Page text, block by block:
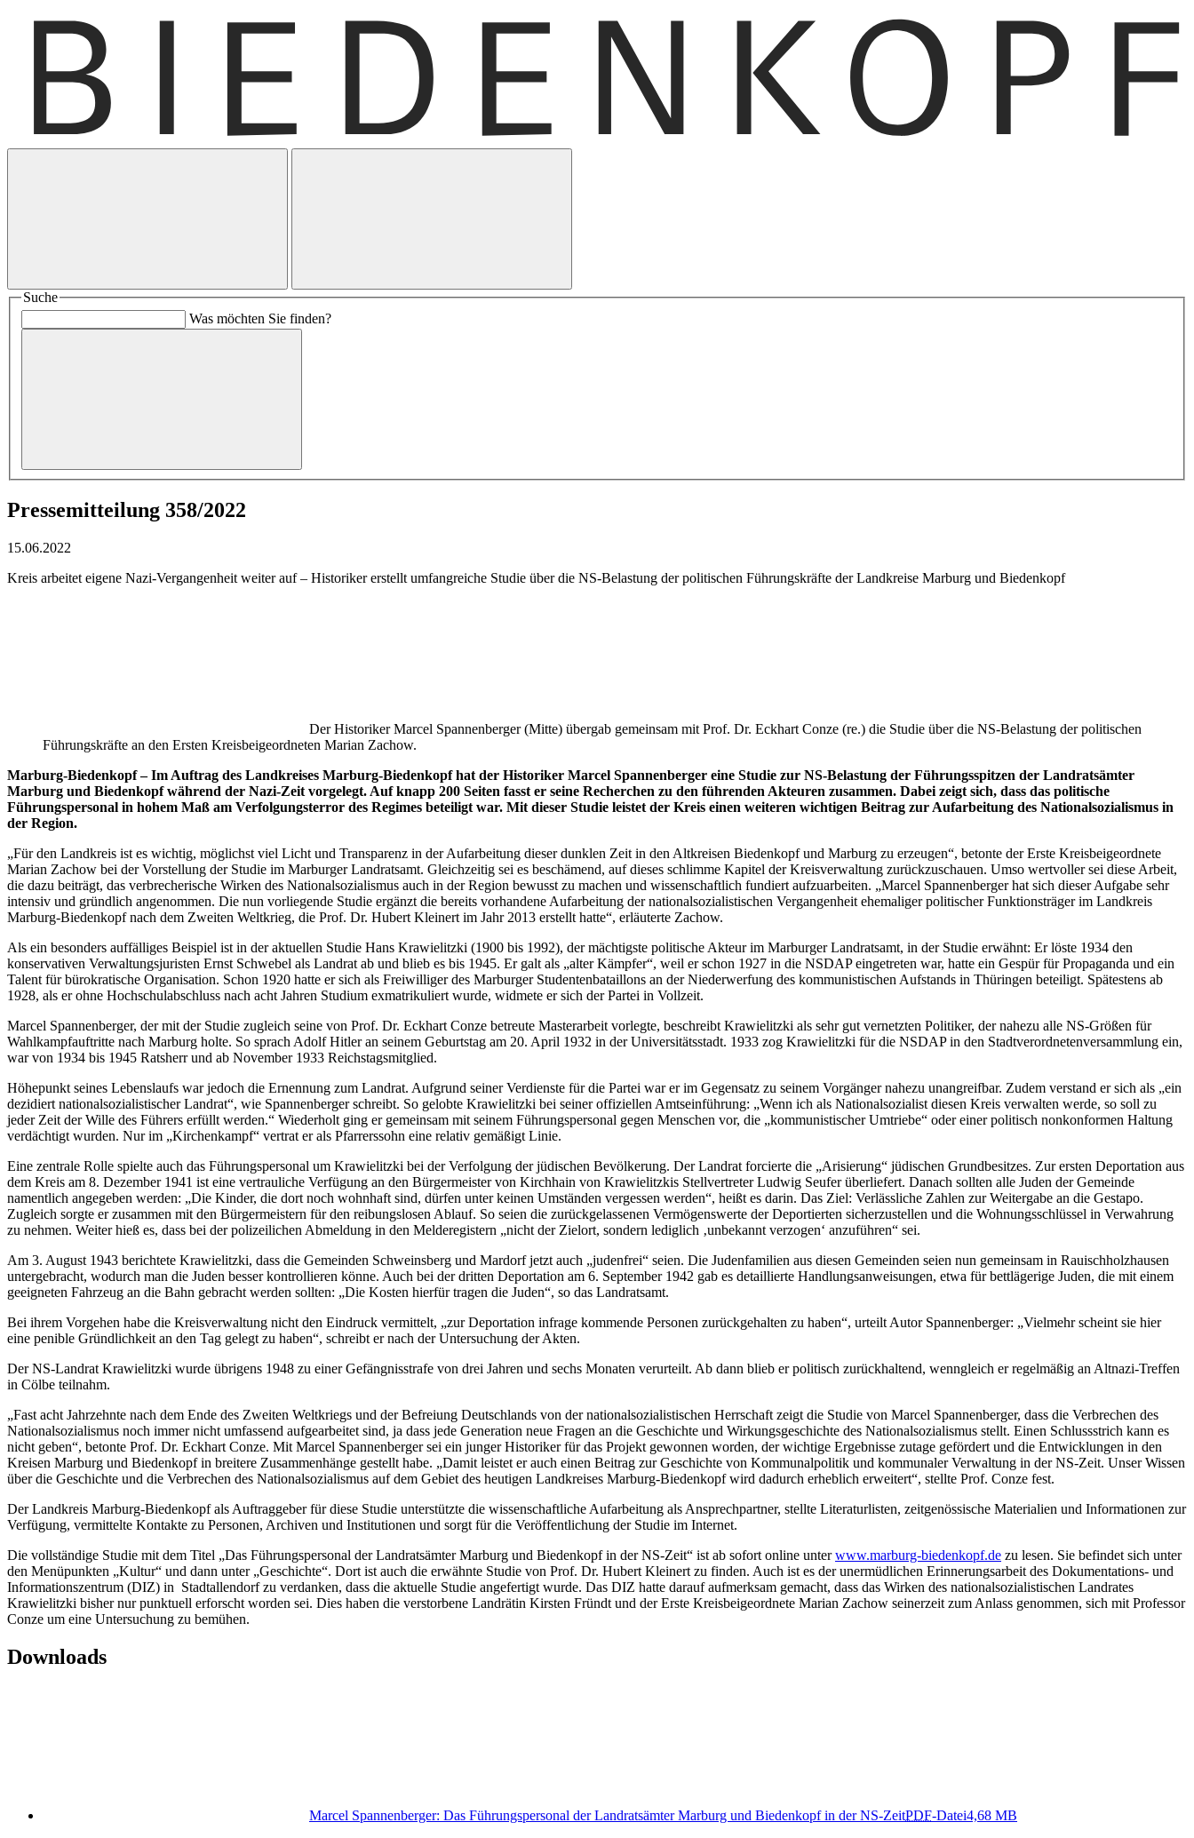
Suche
Was möchten Sie finden?
Pressemitteilung 358/2022
15.06.2022
Kreis arbeitet eigene Nazi-Vergangenheit weiter auf – Historiker erstellt umfangreiche Studie über die NS-Belastung der politischen Führungskräfte der Landkreise Marburg und Biedenkopf
Der Historiker Marcel Spannenberger (Mitte) übergab gemeinsam mit Prof. Dr. Eckhart Conze (re.) die Studie über die NS-Belastung der politischen
Führungskräfte an den Ersten Kreisbeigeordneten Marian Zachow.
Marburg-Biedenkopf – Im Auftrag des Landkreises Marburg-Biedenkopf hat der Historiker Marcel Spannenberger eine Studie zur NS-Belastung der Führungsspitzen der Landratsämter
Marburg und Biedenkopf während der Nazi-Zeit vorgelegt. Auf knapp 200 Seiten fasst er seine Recherchen zu den führenden Akteuren zusammen. Dabei zeigt sich, dass das politische
Führungspersonal in hohem Maß am Verfolgungsterror des Regimes beteiligt war. Mit dieser Studie leistet der Kreis einen weiteren wichtigen Beitrag zur Aufarbeitung des Nationalsozialismus in
der Region.
„Für den Landkreis ist es wichtig, möglichst viel Licht und Transparenz in der Aufarbeitung dieser dunklen Zeit in den Altkreisen Biedenkopf und Marburg zu erzeugen“, betonte der Erste Kreisbeigeordnete
Marian Zachow bei der Vorstellung der Studie im Marburger Landratsamt. Gleichzeitig sei es beschämend, auf dieses schlimme Kapitel der Kreisverwaltung zurückzuschauen. Umso wertvoller sei diese Arbeit,
die dazu beiträgt, das verbrecherische Wirken des Nationalsozialismus auch in der Region bewusst zu machen und wissenschaftlich fundiert aufzuarbeiten. „Marcel Spannenberger hat sich dieser Aufgabe sehr
intensiv und gründlich angenommen. Die nun vorliegende Studie ergänzt die bereits vorhandene Aufarbeitung der nationalsozialistischen Vergangenheit ehemaliger politischer Funktionsträger im Landkreis
Marburg-Biedenkopf nach dem Zweiten Weltkrieg, die Prof. Dr. Hubert Kleinert im Jahr 2013 erstellt hatte“, erläuterte Zachow.
Als ein besonders auffälliges Beispiel ist in der aktuellen Studie Hans Krawielitzki (1900 bis 1992), der mächtigste politische Akteur im Marburger Landratsamt, in der Studie erwähnt: Er löste 1934 den
konservativen Verwaltungsjuristen Ernst Schwebel als Landrat ab und blieb es bis 1945. Er galt als „alter Kämpfer“, weil er schon 1927 in die NSDAP eingetreten war, hatte ein Gespür für Propaganda und ein
Talent für bürokratische Organisation. Schon 1920 hatte er sich als Freiwilliger des Marburger Studentenbataillons an der Niederwerfung des kommunistischen Aufstands in Thüringen beteiligt. Spätestens ab
1928, als er ohne Hochschulabschluss nach acht Jahren Studium exmatrikuliert wurde, widmete er sich der Partei in Vollzeit.
Marcel Spannenberger, der mit der Studie zugleich seine von Prof. Dr. Eckhart Conze betreute Masterarbeit vorlegte, beschreibt Krawielitzki als sehr gut vernetzten Politiker, der nahezu alle NS-Größen für
Wahlkampfauftritte nach Marburg holte. So sprach Adolf Hitler an seinem Geburtstag am 20. April 1932 in der Universitätsstadt. 1933 zog Krawielitzki für die NSDAP in den Stadtverordnetenversammlung ein,
war von 1934 bis 1945 Ratsherr und ab November 1933 Reichstagsmitglied.
Höhepunkt seines Lebenslaufs war jedoch die Ernennung zum Landrat. Aufgrund seiner Verdienste für die Partei war er im Gegensatz zu seinem Vorgänger nahezu unangreifbar. Zudem verstand er sich als „ein
dezidiert nationalsozialistischer Landrat“, wie Spannenberger schreibt. So gelobte Krawielitzki bei seiner offiziellen Amtseinführung: „Wenn ich als Nationalsozialist diesen Kreis verwalten werde, so soll zu
jeder Zeit der Wille des Führers erfüllt werden.“ Wiederholt ging er gemeinsam mit seinem Führungspersonal gegen Menschen vor, die „kommunistischer Umtriebe“ oder einer politisch nonkonformen Haltung
verdächtigt wurden. Nur im „Kirchenkampf“ vertrat er als Pfarrerssohn eine relativ gemäßigt Linie.
Eine zentrale Rolle spielte auch das Führungspersonal um Krawielitzki bei der Verfolgung der jüdischen Bevölkerung. Der Landrat forcierte die „Arisierung“ jüdischen Grundbesitzes. Zur ersten Deportation aus
dem Kreis am 8. Dezember 1941 ist eine vertrauliche Verfügung an den Bürgermeister von Kirchhain von Krawielitzkis Stellvertreter Ludwig Seufer überliefert. Danach sollten alle Juden der Gemeinde
namentlich angegeben werden: „Die Kinder, die dort noch wohnhaft sind, dürfen unter keinen Umständen vergessen werden“, heißt es darin. Das Ziel: Verlässliche Zahlen zur Weitergabe an die Gestapo.
Zugleich sorgte er zusammen mit den Bürgermeistern für den reibungslosen Ablauf. So seien die zurückgelassenen Vermögenswerte der Deportierten sicherzustellen und die Wohnungsschlüssel in Verwahrung
zu nehmen. Weiter hieß es, dass bei der polizeilichen Abmeldung in den Melderegistern „nicht der Zielort, sondern lediglich ‚unbekannt verzogen‘ anzuführen“ sei.
Am 3. August 1943 berichtete Krawielitzki, dass die Gemeinden Schweinsberg und Mardorf jetzt auch „judenfrei“ seien. Die Judenfamilien aus diesen Gemeinden seien nun gemeinsam in Rauischholzhausen
untergebracht, wodurch man die Juden besser kontrollieren könne. Auch bei der dritten Deportation am 6. September 1942 gab es detaillierte Handlungsanweisungen, etwa für bettlägerige Juden, die mit einem
geeigneten Fahrzeug an die Bahn gebracht werden sollten: „Die Kosten hierfür tragen die Juden“, so das Landratsamt.
Bei ihrem Vorgehen habe die Kreisverwaltung nicht den Eindruck vermittelt, „zur Deportation infrage kommende Personen zurückgehalten zu haben“, urteilt Autor Spannenberger: „Vielmehr scheint sie hier
eine penible Gründlichkeit an den Tag gelegt zu haben“, schreibt er nach der Untersuchung der Akten.
Der NS-Landrat Krawielitzki wurde übrigens 1948 zu einer Gefängnisstrafe von drei Jahren und sechs Monaten verurteilt. Ab dann blieb er politisch zurückhaltend, wenngleich er regelmäßig an Altnazi-Treffen
in Cölbe teilnahm.
„Fast acht Jahrzehnte nach dem Ende des Zweiten Weltkriegs und der Befreiung Deutschlands von der nationalsozialistischen Herrschaft zeigt die Studie von Marcel Spannenberger, dass die Verbrechen des
Nationalsozialismus noch immer nicht umfassend aufgearbeitet sind, ja dass jede Generation neue Fragen an die Geschichte und Wirkungsgeschichte des Nationalsozialismus stellt. Einen Schlussstrich kann es
nicht geben“, betonte Prof. Dr. Eckhart Conze. Mit Marcel Spannenberger sei ein junger Historiker für das Projekt gewonnen worden, der wichtige Ergebnisse zutage gefördert und die Entwicklungen in den
Kreisen Marburg und Biedenkopf in breitere Zusammenhänge gestellt habe. „Damit leistet er auch einen Beitrag zur Geschichte von Kommunalpolitik und kommunaler Verwaltung in der NS-Zeit. Unser Wissen
über die Geschichte und die Verbrechen des Nationalsozialismus auf dem Gebiet des heutigen Landkreises Marburg-Biedenkopf wird dadurch erheblich erweitert“, stellte Prof. Conze fest.
Der Landkreis Marburg-Biedenkopf als Auftraggeber für diese Studie unterstützte die wissenschaftliche Aufarbeitung als Ansprechpartner, stellte Literaturlisten, zeitgenössische Materialien und Informationen zur
Verfügung, vermittelte Kontakte zu Personen, Archiven und Institutionen und sorgt für die Veröffentlichung der Studie im Internet.
Die vollständige Studie mit dem Titel „Das Führungspersonal der Landratsämter Marburg und Biedenkopf in der NS-Zeit“ ist ab sofort online unterwww.marburg-biedenkopf.de zu lesen. Sie befindet sich unter
den Menüpunkten „Kultur“ und dann unter „Geschichte“. Dort ist auch die erwähnte Studie von Prof. Dr. Hubert Kleinert zu finden. Auch ist es der unermüdlichen Erinnerungsarbeit des Dokumentations- und
Informationszentrum (DIZ) in Stadtallendorf zu verdanken, dass die aktuelle Studie angefertigt wurde. Das DIZ hatte darauf aufmerksam gemacht, dass das Wirken des nationalsozialistischen Landrates
Krawielitzki bisher nur punktuell erforscht worden sei. Dies haben die verstorbene Landrätin Kirsten Fründt und der Erste Kreisbeigeordnete Marian Zachow seinerzeit zum Anlass genommen, sich mit Professor
Conze um eine Untersuchung zu bemühen.
Downloads
Marcel Spannenberger: Das Führungspersonal der Landratsämter Marburg und Biedenkopf in der NS-ZeitPDF-Datei4,68 MB